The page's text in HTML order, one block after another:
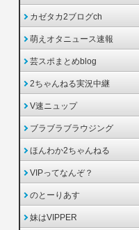
カゼタカ2ブログch
萌えオタニュース速報
芸スポまとめblog
2ちゃんねる実況中継
V速ニュップ
ブラブラブラウジング
ほんわか2ちゃんねる
VIPってなんぞ？
のとーりあす
妹はVIPPER